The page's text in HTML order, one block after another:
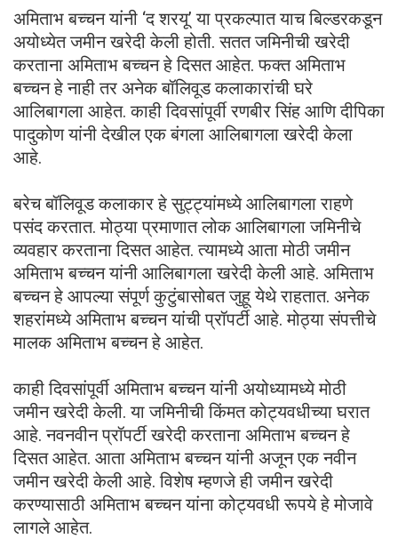
अमिताभ बच्चन यांनी ‘द शरयू’ या प्रकल्पात याच बिल्डरकडून
अयोध्येत जमीन खरेदी केली होती. सतत जमिनीची खरेदी
करताना अमिताभ बच्चन हे दिसत आहेत. फक्त अमिताभ
बच्चन हे नाही तर अनेक बॉलिवूड कलाकारांची घरे
आलिबागला आहेत. काही दिवसांपूर्वी रणबीर सिंह आणि दीपिका
पादुकोण यांनी देखील एक बंगला आलिबागला खरेदी केला
आहे.
बरेच बॉलिवूड कलाकार हे सुट्ट्यांमध्ये आलिबागला राहणे
पसंद करतात. मोठ्या प्रमाणात लोक आलिबागला जमिनीचे
व्यवहार करताना दिसत आहेत. त्यामध्ये आता मोठी जमीन
अमिताभ बच्चन यांनी आलिबागला खरेदी केली आहे. अमिताभ
बच्चन हे आपल्या संपूर्ण कुटुंबासोबत जुहू येथे राहतात. अनेक
शहरांमध्ये अमिताभ बच्चन यांची प्रॉपर्टी आहे. मोठ्या संपत्तीचे
मालक अमिताभ बच्चन हे आहेत.
काही दिवसांपूर्वी अमिताभ बच्चन यांनी अयोध्यामध्ये मोठी
जमीन खरेदी केली. या जमिनीची किंमत कोट्यवधीच्या घरात
आहे. नवनवीन प्रॉपर्टी खरेदी करताना अमिताभ बच्चन हे
दिसत आहेत. आता अमिताभ बच्चन यांनी अजून एक नवीन
जमीन खरेदी केली आहे. विशेष म्हणजे ही जमीन खरेदी
करण्यासाठी अमिताभ बच्चन यांना कोट्यवधी रूपये हे मोजावे
लागले आहेत.